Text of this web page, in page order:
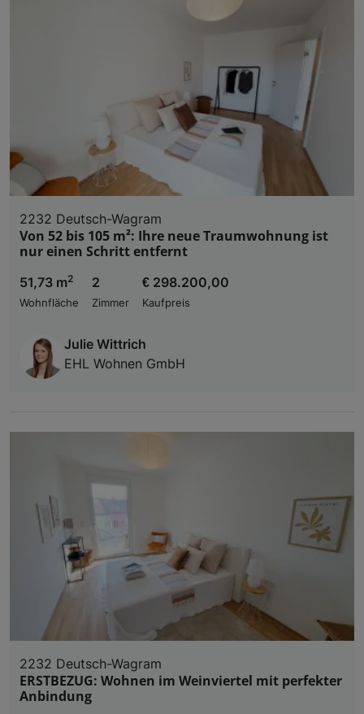
2232 Deutsch-Wagram
Von 52 bis 105 m²: Ihre neue Traumwohnung ist
nur einen Schritt entfernt
51,73 m2
Wohnfläche
2
Zimmer
€ 298.200,00
Kaufpreis
Julie Wittrich
EHL Wohnen GmbH
2232 Deutsch-Wagram
ERSTBEZUG: Wohnen im Weinviertel mit perfekter
Anbindung